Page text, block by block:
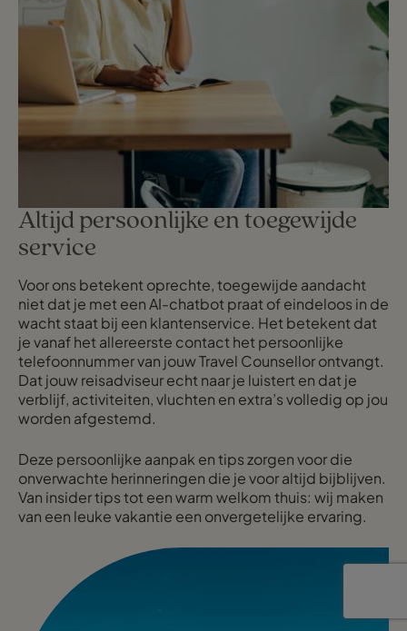
Altijd persoonlijke en toegewijde
service
Voor ons betekent oprechte, toegewijde aandacht
niet dat je met een AI-chatbot praat of eindeloos in de
wacht staat bij een klantenservice. Het betekent dat
je vanaf het allereerste contact het persoonlijke
telefoonnummer van jouw Travel Counsellor ontvangt.
Dat jouw reisadviseur echt naar je luistert en dat je
verblijf, activiteiten, vluchten en extra’s volledig op jou
worden afgestemd.
Deze persoonlijke aanpak en tips zorgen voor die
onverwachte herinneringen die je voor altijd bijblijven.
Van insider tips tot een warm welkom thuis: wij maken
van een leuke vakantie een onvergetelijke ervaring.